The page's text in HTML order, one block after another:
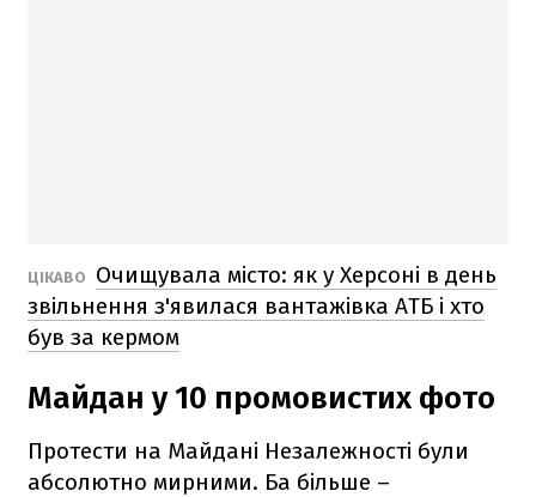
ЦІКАВО
Очищувала місто: як у Херсоні в день
звільнення з'явилася вантажівка АТБ і хто
був за кермом
Майдан у 10 промовистих фото
Протести на Майдані Незалежності були
абсолютно мирними. Ба більше –